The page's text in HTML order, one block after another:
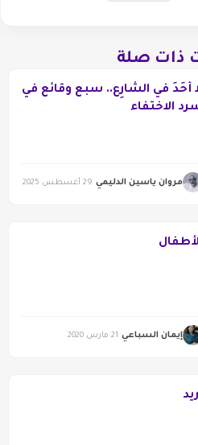
ذات صلة
أَحَدَ في الشّارِع.. سبع وقائع في
الاختفاء
مروان ياسين الدليمي 29 أغسطس 2025
إيمان السباعي 21 مارس 2020